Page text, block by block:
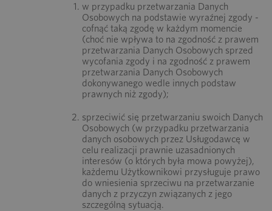
w przypadku przetwarzania Danych
Osobowych na podstawie wyraźnej zgody -
cofnąć taką zgodę w każdym momencie
(choć nie wpływa to na zgodność z prawem
przetwarzania Danych Osobowych sprzed
wycofania zgody i na zgodność z prawem
przetwarzania Danych Osobowych
dokonywanego wedle innych podstaw
prawnych niż zgody);
sprzeciwić się przetwarzaniu swoich Danych
Osobowych (w przypadku przetwarzania
danych osobowych przez Usługodawcę w
celu realizacji prawnie uzasadnionych
interesów (o których była mowa powyżej),
każdemu Użytkownikowi przysługuje prawo
do wniesienia sprzeciwu na przetwarzanie
danych z przyczyn związanych z jego
szczególną sytuacją.